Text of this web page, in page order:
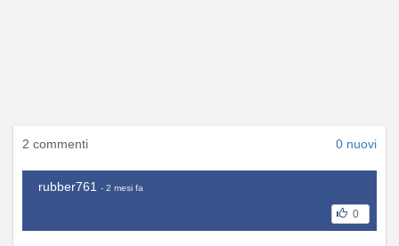
2 commenti 0 nuovi
rubber761 - 2 mesi fa
0